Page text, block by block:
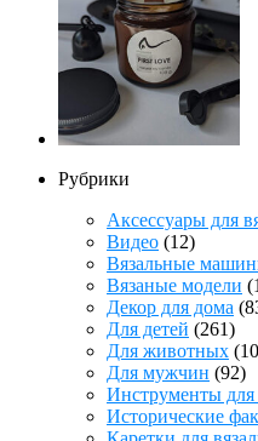
Рубрики
Аксессуары для
Видео (12)
Вязальные
Вязаные модели
Декор для дома
Для детей (261)
Для животных
Для мужчин (92)
Инструменты для
Исторические